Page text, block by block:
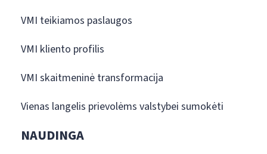
VMI teikiamos paslaugos
VMI kliento profilis
VMI skaitmeninė transformacija
Vienas langelis prievolėms valstybei sumokėti
NAUDINGA